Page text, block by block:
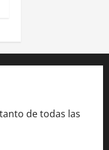
de todas las